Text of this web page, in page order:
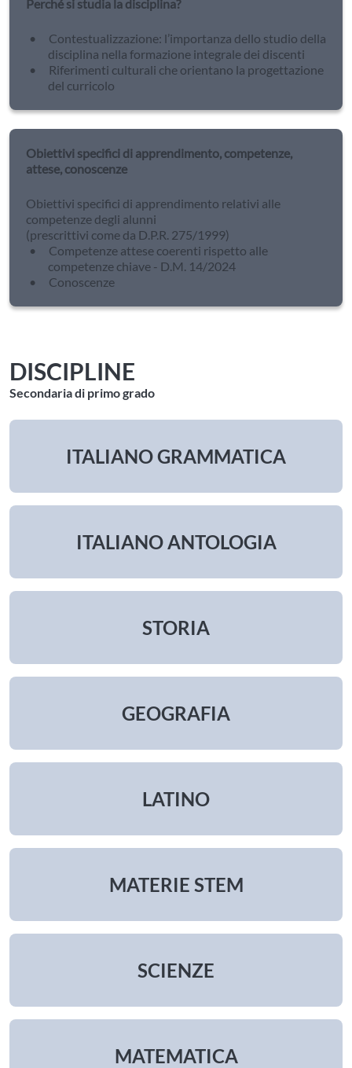
Perché si studia la disciplina?
Contestualizzazione: l’importanza dello studio della
disciplina nella formazione integrale dei discenti
Riferimenti culturali che orientano la progettazione
del curricolo
Obiettivi specifici di apprendimento, competenze,
attese, conoscenze
Obiettivi specifici di apprendimento relativi alle
competenze degli alunni
(prescrittivi come da D.P.R. 275/1999)
Competenze attese coerenti rispetto alle
competenze chiave - D.M. 14/2024
Conoscenze
DISCIPLINE
Secondaria di primo grado
ITALIANO GRAMMATICA
ITALIANO ANTOLOGIA
STORIA
GEOGRAFIA
LATINO
MATERIE STEM
SCIENZE
MATEMATICA